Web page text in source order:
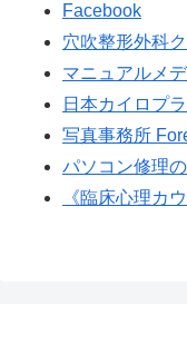
Facebook
穴吹整形外科
マニュアルメ
日本カイロプ
写真事務所
パソコン修理
《臨床心理カ